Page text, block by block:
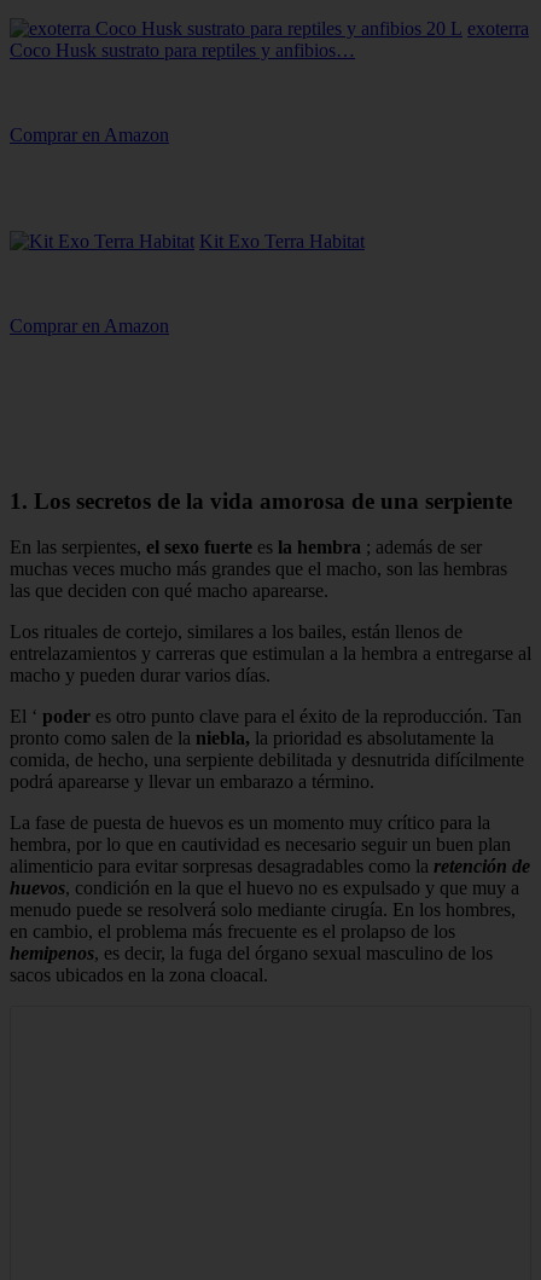
exoterra
Coco Husk sustrato para reptiles y anfibios…
Comprar en Amazon
Kit Exo Terra Habitat
Comprar en Amazon
1. Los secretos de la vida amorosa de una serpiente
En las serpientes, el sexo fuerte es la hembra ; además de ser
muchas veces mucho más grandes que el macho, son las hembras
las que deciden con qué macho aparearse.
Los rituales de cortejo, similares a los bailes, están llenos de
entrelazamientos y carreras que estimulan a la hembra a entregarse al
macho y pueden durar varios días.
El ‘ poder es otro punto clave para el éxito de la reproducción. Tan
pronto como salen de la niebla, la prioridad es absolutamente la
comida, de hecho, una serpiente debilitada y desnutrida difícilmente
podrá aparearse y llevar un embarazo a término.
La fase de puesta de huevos es un momento muy crítico para la
hembra, por lo que en cautividad es necesario seguir un buen plan
alimenticio para evitar sorpresas desagradables como la retención de
huevos, condición en la que el huevo no es expulsado y que muy a
menudo puede se resolverá solo mediante cirugía. En los hombres,
en cambio, el problema más frecuente es el prolapso de los
hemipenos, es decir, la fuga del órgano sexual masculino de los
sacos ubicados en la zona cloacal.